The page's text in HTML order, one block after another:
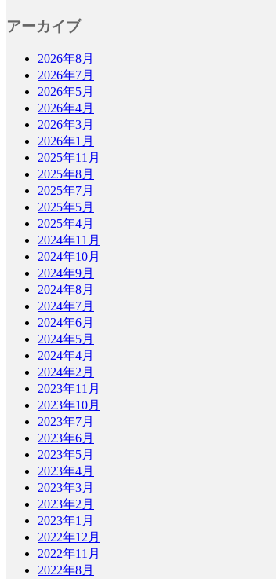
アーカイブ
2026年8月
2026年7月
2026年5月
2026年4月
2026年3月
2026年1月
2025年11月
2025年8月
2025年7月
2025年5月
2025年4月
2024年11月
2024年10月
2024年9月
2024年8月
2024年7月
2024年6月
2024年5月
2024年4月
2024年2月
2023年11月
2023年10月
2023年7月
2023年6月
2023年5月
2023年4月
2023年3月
2023年2月
2023年1月
2022年12月
2022年11月
2022年8月